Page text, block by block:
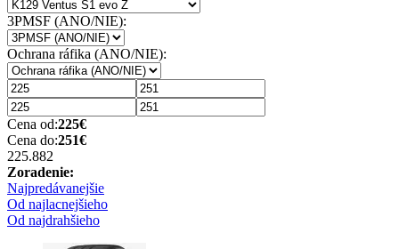
3PMSF (ANO/NIE):
Ochrana ráfika (ANO/NIE):
Cena od:225€
Cena do:251€
225.882
Zoradenie:
Najpredávanejšie
Od najlacnejšieho
Od najdrahšieho